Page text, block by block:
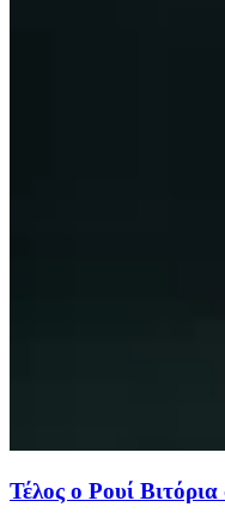
Τέλος ο Ρουί